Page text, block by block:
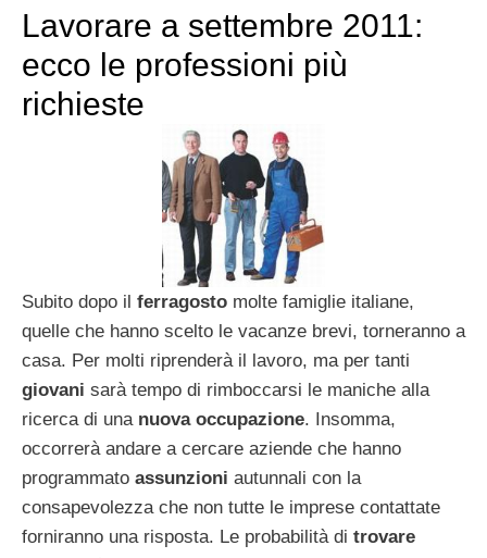
Lavorare a settembre 2011:
ecco le professioni più
richieste
Subito dopo il ferragosto molte famiglie italiane,
quelle che hanno scelto le vacanze brevi, torneranno a
casa. Per molti riprenderà il lavoro, ma per tanti
giovani sarà tempo di rimboccarsi le maniche alla
ricerca di una nuova occupazione. Insomma,
occorrerà andare a cercare aziende che hanno
programmato assunzioni autunnali con la
consapevolezza che non tutte le imprese contattate
forniranno una risposta. Le probabilità di trovare